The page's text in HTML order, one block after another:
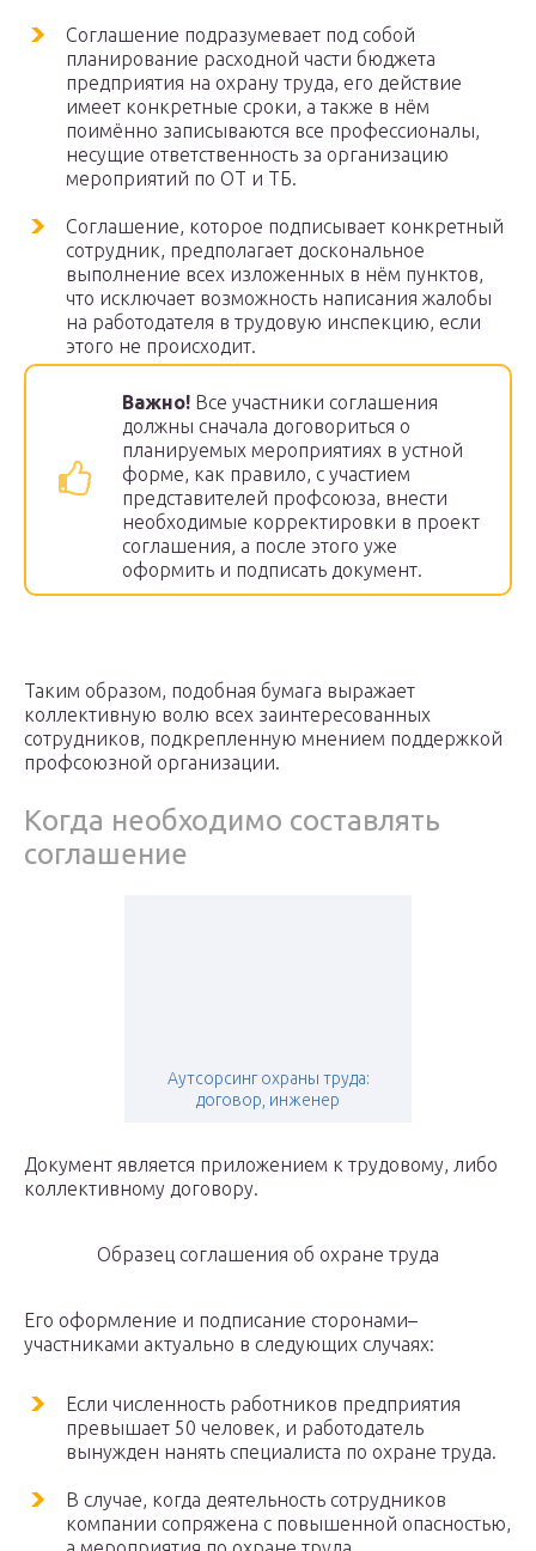
Соглашение подразумевает под собой
планирование расходной части бюджета
предприятия на охрану труда, его действие
имеет конкретные сроки, а также в нём
поимённо записываются все профессионалы,
несущие ответственность за организацию
мероприятий по ОТ и ТБ.
Соглашение, которое подписывает конкретный
сотрудник, предполагает доскональное
выполнение всех изложенных в нём пунктов,
что исключает возможность написания жалобы
на работодателя в трудовую инспекцию, если
этого не происходит.
Важно! Все участники соглашения
должны сначала договориться о
планируемых мероприятиях в устной
форме, как правило, с участием
представителей профсоюза, внести
необходимые корректировки в проект
соглашения, а после этого уже
оформить и подписать документ.
Таким образом, подобная бумага выражает
коллективную волю всех заинтересованных
сотрудников, подкрепленную мнением поддержкой
профсоюзной организации.
Когда необходимо составлять
соглашение
Аутсорсинг охраны труда:
договор, инженер
Документ является приложением к трудовому, либо
коллективному договору.
Образец соглашения об охране труда
Его оформление и подписание сторонами–
участниками актуально в следующих случаях:
Если численность работников предприятия
превышает 50 человек, и работодатель
вынужден нанять специалиста по охране труда.
В случае, когда деятельность сотрудников
компании сопряжена с повышенной опасностью,